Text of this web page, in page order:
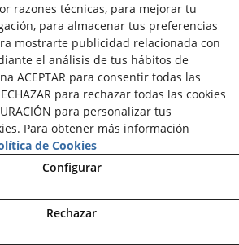
razones técnicas, para mejorar tu
para almacenar tus preferencias
mostrarte publicidad relacionada con
el análisis de tus hábitos de
ACEPTAR para consentir todas las
para rechazar todas las cookies
para personalizar tus
Para obtener más información
de Cookies
Configurar
Rechazar